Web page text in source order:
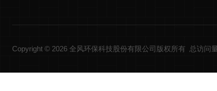
Copyright © 2026 全风环保科技股份有限公司版权所有 总访问